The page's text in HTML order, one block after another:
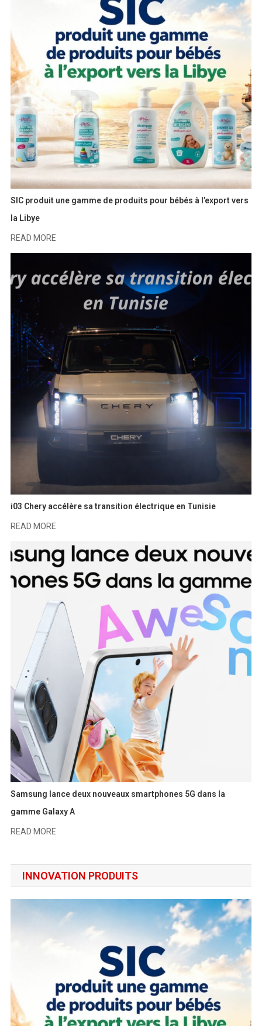
SIC produit une gamme de produits pour bébés à l’export vers
la Libye
READ MORE
i03 Chery accélère sa transition électrique en Tunisie
READ MORE
Samsung lance deux nouveaux smartphones 5G dans la
gamme Galaxy A
READ MORE
INNOVATION PRODUITS